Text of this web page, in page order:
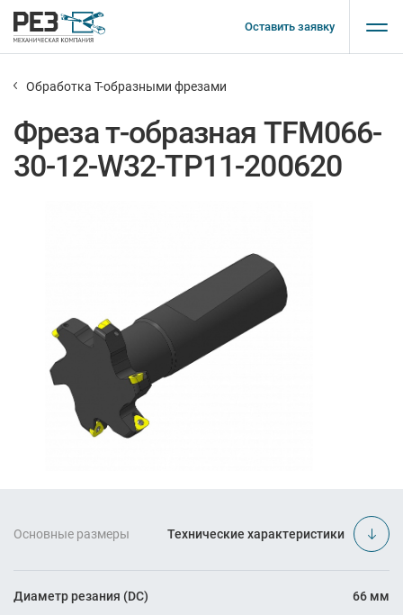
Оставить заявку
Основные размеры Технические характеристики
Диаметр резания (DC) 66 мм
Обработка Т-образными фрезами
Фреза т-образная TFM066-
30-12-W32-TP11-200620